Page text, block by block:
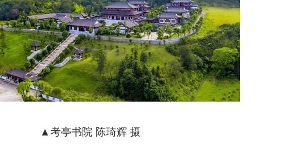
▲考亭书院 陈琦辉 摄